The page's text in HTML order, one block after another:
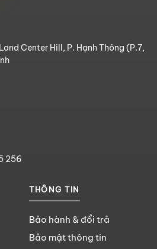
Center Hill, P. Hạnh Thông (P.7,
256
THÔNG TIN
Bảo hành & đổi trả
Bảo mật thông tin